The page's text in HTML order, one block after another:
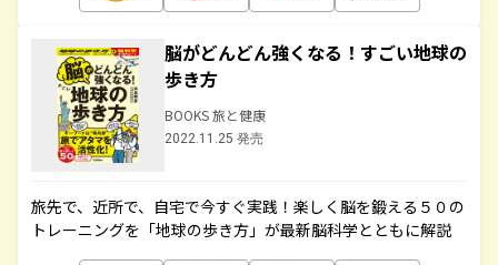
脳がどんどん強くなる！すごい地球の
歩き方
BOOKS 旅と健康
2022.11.25 発売
旅先で、近所で、自宅で今すぐ実践！楽しく脳を鍛える５０の
トレーニングを「地球の歩き方」が最新脳科学とともに解説